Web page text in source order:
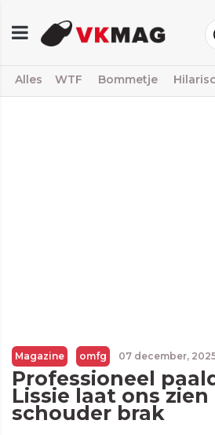
Alles WTF Bommetje
Magazine omfg 07 december,
Professioneel
Lissie laat ons
schouder brak